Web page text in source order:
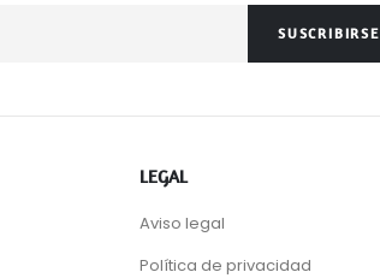
SUSCRIBIRSE
LEGAL
Aviso legal
Política de privacidad